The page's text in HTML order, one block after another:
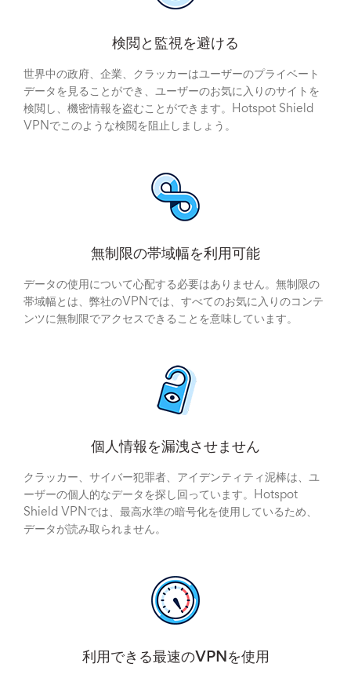
検閲と監視を避ける
世界中の政府、企業、クラッカーはユーザーのプライベート
データを見ることができ、ユーザーのお気に入りのサイトを
検閲し、機密情報を盗むことができます。Hotspot Shield
VPNでこのような検閲を阻止しましょう。
無制限の帯域幅を利用可能
データの使用について心配する必要はありません。無制限の
帯域幅とは、弊社のVPNでは、すべてのお気に入りのコンテ
ンツに無制限でアクセスできることを意味しています。
個人情報を漏洩させません
クラッカー、サイバー犯罪者、アイデンティティ泥棒は、ユ
ーザーの個人的なデータを探し回っています。Hotspot
Shield VPNでは、最高水準の暗号化を使用しているため、
データが読み取られません。
利用できる最速のVPNを使用